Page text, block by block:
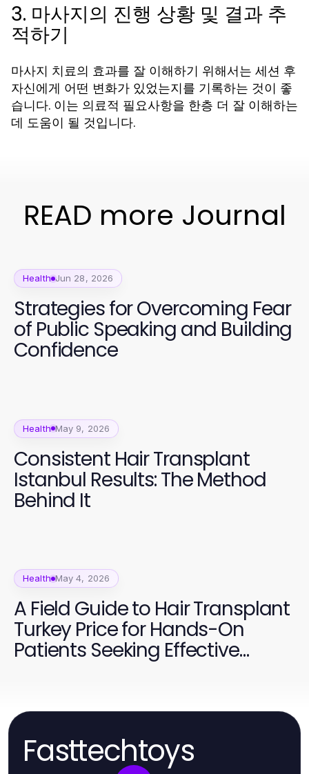
3. 마사지의 진행 상황 및 결과 추
적하기
마사지 치료의 효과를 잘 이해하기 위해서는 세션 후
자신에게 어떤 변화가 있었는지를 기록하는 것이 좋
습니다. 이는 의료적 필요사항을 한층 더 잘 이해하는
데 도움이 될 것입니다.
READ more Journal
Health Jun 28, 2026
Strategies for Overcoming Fear
of Public Speaking and Building
Confidence
Health May 9, 2026
Consistent Hair Transplant
Istanbul Results: The Method
Behind It
Health May 4, 2026
A Field Guide to Hair Transplant
Turkey Price for Hands-On
Patients Seeking Effective
Fasttechtoys